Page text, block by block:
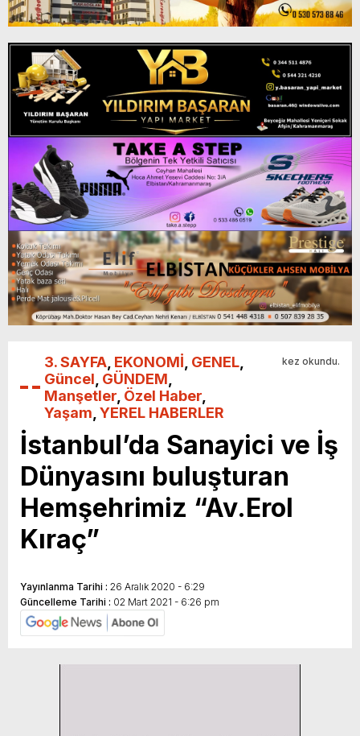
3. SAYFA EKONOMİ GENEL
Güncel GÜNDEM
Manşetler Özel Haber
Yaşam YEREL HABERLER
kez okundu.
İstanbul’da Sanayici ve İş
Dünyasını buluşturan
Hemşehrimiz “Av.Erol
Kıraç”
Yayınlanma Tarihi : 26 Aralık 2020 - 6:29
Güncelleme Tarihi : 02 Mart 2021 - 6:26 pm